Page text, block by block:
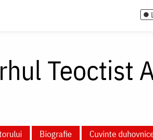
Teoctist
Biografie Cuvinte